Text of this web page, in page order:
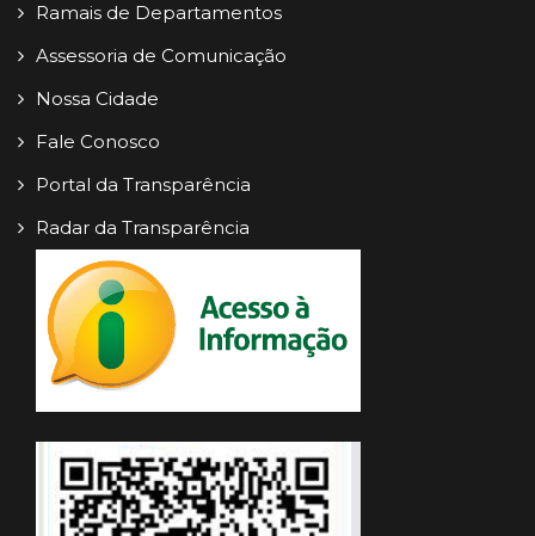
Ramais de Departamentos
Assessoria de Comunicação
Nossa Cidade
Fale Conosco
Portal da Transparência
Radar da Transparência